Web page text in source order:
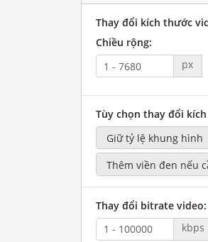
Thay đổi kích thước
Chiều rộng:
px
Tùy chọn thay đổi
Thay đổi bitrate video:
kbps